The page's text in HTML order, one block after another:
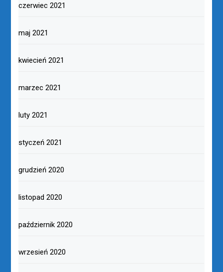
czerwiec 2021
maj 2021
kwiecień 2021
marzec 2021
luty 2021
styczeń 2021
grudzień 2020
listopad 2020
październik 2020
wrzesień 2020